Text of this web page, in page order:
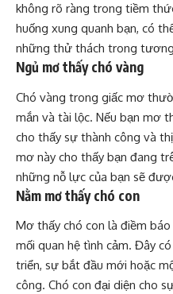
không rõ ràng trong tiềm
huống xung quanh bạn, có
những thử thách trong
Ngủ mơ thấy chó vàng
Chó vàng trong giấc mơ
mắn và tài lộc. Nếu bạn mơ
cho thấy sự thành công và
mơ này cho thấy bạn đang
những nỗ lực của bạn sẽ
Nằm mơ thấy chó con
Mơ thấy chó con là điềm
mối quan hệ tình cảm. Đây
triển, sự bắt đầu mới hoặc
công. Chó con đại diện cho